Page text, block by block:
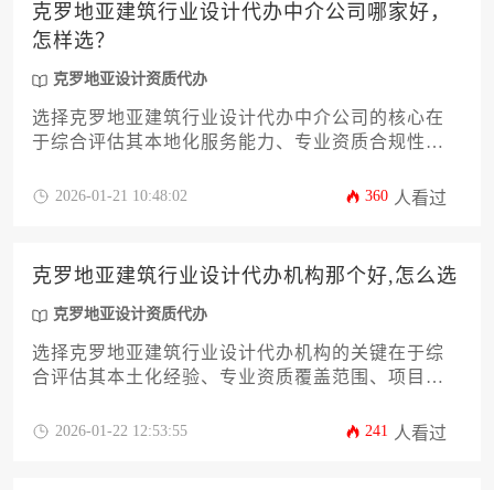
克罗地亚建筑行业设计代办中介公司哪家好，
怎样选？
克罗地亚设计资质代办
选择克罗地亚建筑行业设计代办中介公司的核心在
于综合评估其本地化服务能力、专业资质合规性及
置、政府沟通渠道及客户评价体系进行多维筛选，
2026-01-21 10:48:02 360 人看过
克罗地亚建筑行业设计代办机构那个好,怎么选
克罗地亚设计资质代办
选择克罗地亚建筑行业设计代办机构的关键在于综
合评估其本土化经验、专业资质覆盖范围、项目案
杂审批流程的能力并与当地监管部门保持良好沟
2026-01-22 12:53:55 241 人看过